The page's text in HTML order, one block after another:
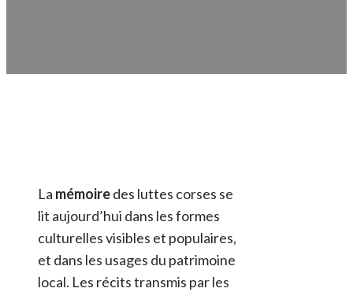
La mémoiredes luttes corses se
lit aujourd’hui dans les formes
culturelles visibles et populaires,
et dans les usages du patrimoine
local. Les récits transmis par les